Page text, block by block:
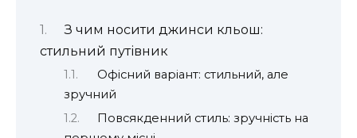
З чим носити джинси кльош:
стильний путівник
Офісний варіант: стильний, але
зручний
Повсякденний стиль: зручність на